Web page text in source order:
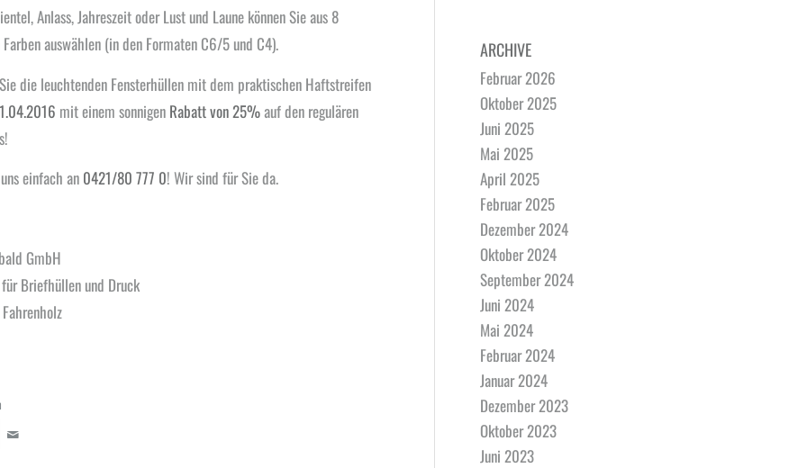
Anlass, Jahreszeit oder Lust und Laune können Sie aus 8
auswählen (in den Formaten C6/5 und C4).
die leuchtenden Fensterhüllen mit dem praktischen Haftstreifen
mit einem sonnigen Rabatt von 25%auf den regulären
einfach an0421/80 777 0! Wir sind für Sie da.
GmbH
Briefhüllen und Druck
ARCHIVE
Februar 2026
Oktober 2025
Juni 2025
Mai 2025
April 2025
Februar 2025
Dezember 2024
Oktober 2024
September 2024
Juni 2024
Mai 2024
Februar 2024
Januar 2024
Dezember 2023
Oktober 2023
Juni 2023